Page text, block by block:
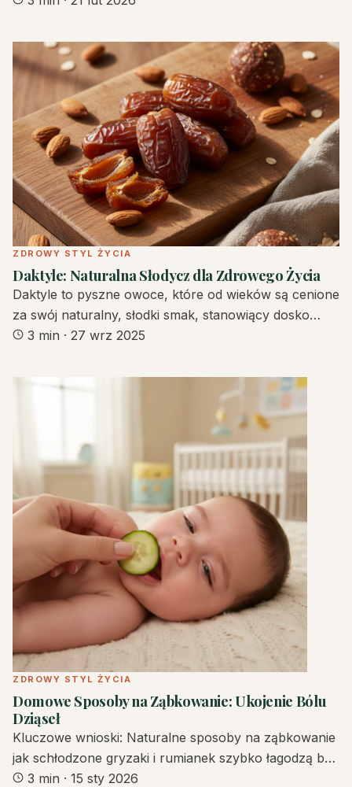
ZDROWY STYL ŻYCIA
Daktyle: Naturalna Słodycz dla Zdrowego Życia
Daktyle to pyszne owoce, które od wieków są cenione
za swój naturalny, słodki smak, stanowiący dosko…
3 min · 27 wrz 2025
ZDROWY STYL ŻYCIA
Domowe Sposoby na Ząbkowanie: Ukojenie Bólu
Dziąseł
Kluczowe wnioski: Naturalne sposoby na ząbkowanie
jak schłodzone gryzaki i rumianek szybko łagodzą b…
3 min · 15 sty 2026